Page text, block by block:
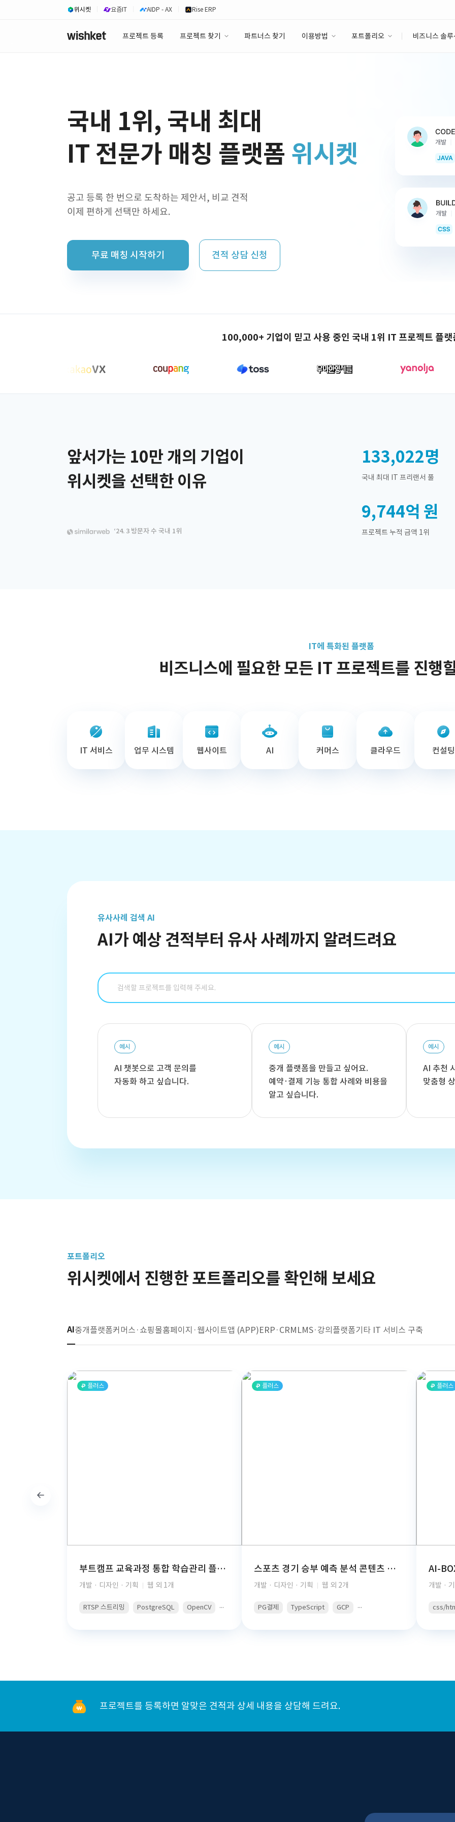
위시켓 요즘IT AIDP - AX Rise ERP
프로젝트 등록 프로젝트 찾기 파트너스 찾기 이용방법 포트폴리오 비즈니스 솔
국내 1위, 국내 최대
IT 전문가 매칭 플랫폼 위시켓
공고 등록 한 번으로 도착하는 제안서, 비교 견적
이제 편하게 선택만 하세요.
무료 매칭 시작하기 견적 상담 신청
100,000+ 기업이 믿고 사용 중인 국내 1위 IT 프로젝트 플랫
앞서가는 10만 개의 기업이
위시켓을 선택한 이유
‘24. 3 방문자 수 국내 1위
133,022명
국내 최대 IT 프리랜서 풀
9,744억 원
프로젝트 누적 금액 1위
IT에 특화된 플랫폼
비즈니스에 필요한 모든 IT 프로젝트를 진행
IT 서비스 업무 시스템 웹사이트 AI 커머스 클라우드 컨설팅
유사사례 검색 AI
AI가 예상 견적부터 유사 사례까지 알려드려요
예시
AI 챗봇으로 고객 문의를
자동화 하고 싶습니다.
예시
중개 플랫폼을 만들고 싶어요.
예약·결제 기능 통합 사례와 비용을
알고 싶습니다.
예시
AI 추천
맞춤형
포트폴리오
위시켓에서 진행한 포트폴리오를 확인해 보세요
AI중개플랫폼커머스·쇼핑몰홈페이지·웹사이트앱 (APP)ERP·CRM LMS·강의플랫폼기타 IT 서비스 구축
플러스
부트캠프 교육과정 통합 학습관리 플랫폼(React, TypeScript, FastAPI, PostgreSQL, AWS S3, JWT Auth, PDF Viewer)
개발 · 디자인 · 기획 웹 외 1개
RTSP 스트리밍 PostgreSQL OpenCV ...
플러스
스포츠 경기 승부 예측 분석 콘텐츠 구독 플랫폼(React, TypeScript, FastAPI, PostgreSQL, GCP, PG결제, REST API)
개발 · 디자인 · 기획 웹 외 2개
PG결제 TypeScript GCP ...
플러스
개발 ·
css/
프로젝트를 등록하면 알맞은 견적과 상세 내용을 상담해 드려요.